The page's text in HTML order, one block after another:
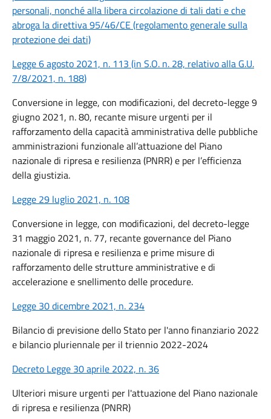
personali, nonché alla libera circolazione di tali dati e che
abroga la direttiva 95/46/CE (regolamento generale sulla
protezione dei dati)
Legge 6 agosto 2021, n. 113 (in S.O. n. 28, relativo alla G.U.
7/8/2021, n. 188)
Conversione in legge, con modificazioni, del decreto-legge 9
giugno 2021, n. 80, recante misure urgenti per il
rafforzamento della capacità amministrativa delle pubbliche
amministrazioni funzionale all’attuazione del Piano
nazionale di ripresa e resilienza (PNRR) e per l’efficienza
della giustizia.
Legge 29 luglio 2021, n. 108
Conversione in legge, con modificazioni, del decreto-legge
31 maggio 2021, n. 77, recante governance del Piano
nazionale di ripresa e resilienza e prime misure di
rafforzamento delle strutture amministrative e di
accelerazione e snellimento delle procedure.
Legge 30 dicembre 2021, n. 234
Bilancio di previsione dello Stato per l'anno finanziario 2022
e bilancio pluriennale per il triennio 2022-2024
Decreto Legge 30 aprile 2022, n. 36
Ulteriori misure urgenti per l'attuazione del Piano nazionale
di ripresa e resilienza (PNRR)